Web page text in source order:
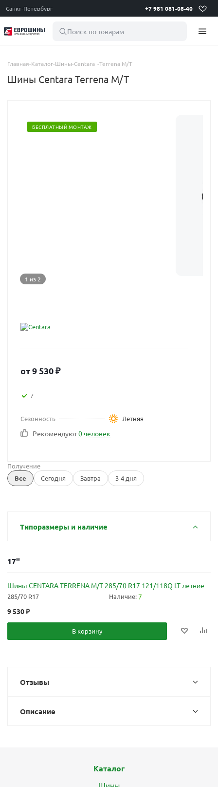
Санкт-Петербург +7 981 081-08-40
Поиск по товарам
Главная-Каталог-Шины-Centara -Terrena M/T
Шины Centara Terrena M/T
БЕСПЛАТНЫЙ МОНТАЖ
1 из 2
от9 530₽
7
Сезонность Летняя
Рекомендуют0 человек
Получение
Все
Сегодня Завтра 3-4 дня
Типоразмеры и наличие
17''
Шины CENTARA TERRENA M/T 285/70 R17 121/118Q LT летние
285/70 R17 Наличие:7
9 530₽
В корзину
Отзывы
Описание
Каталог